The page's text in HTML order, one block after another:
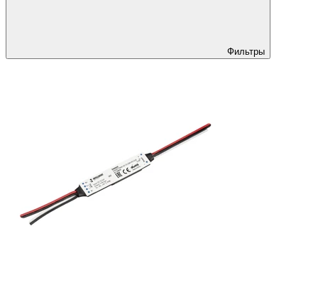
Фильтры